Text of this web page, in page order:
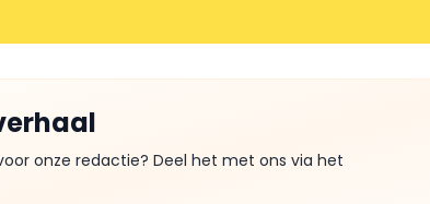
onze redactie? Deel het met ons via het